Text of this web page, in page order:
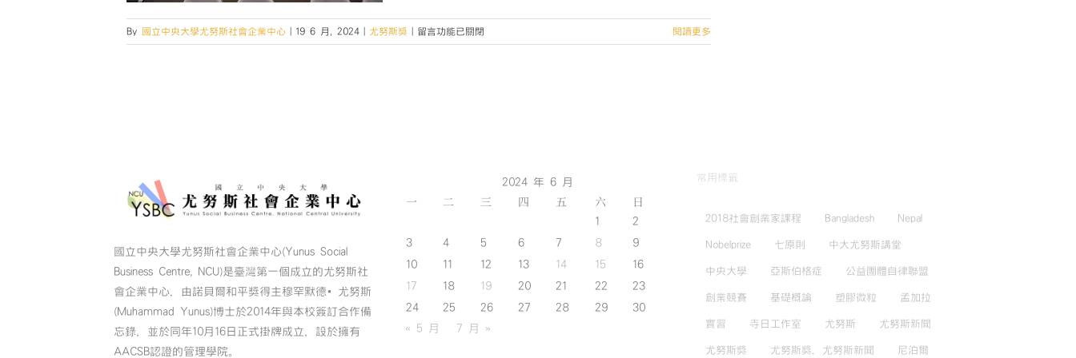
By 國立中央大學尤努斯社會企業中心 19 6 月, 2024 尤努斯獎
在
〈2024
九
斯
留言功能已關閉 閱讀更多
國立中央大學尤努斯社會企業中心(Yunus Social
Business Centre, NCU)是臺灣第一個成立的尤努斯社
會企業中心，由諾貝爾和平獎得主穆罕默德•尤努斯
(Muhammad Yunus)博士於2014年與本校簽訂合作備
忘錄，並於同年10月16日正式掛牌成立，設於擁有
AACSB認證的管理學院。
2024 年 6 月
一 二 三 四 五 六 日
1
2
3
4 5 6 7 8
9
10
11 12 13 14 15
16
17
18 19 20 21 22
23
24
25 26 27 28 29
30
« 5 月
7 月 »
常用標籤
2018社會創業家課程 Bangladesh Nepal
Nobelprize 七原則 中大尤努斯講堂
中央大學 亞斯伯格症 公益團體自律聯盟
創業競賽 基礎概論 塑膠微粒 孟加拉
實習 寺日工作室 尤努斯 尤努斯新聞
尤努斯獎 尤努斯獎，尤努斯新聞 尼泊爾